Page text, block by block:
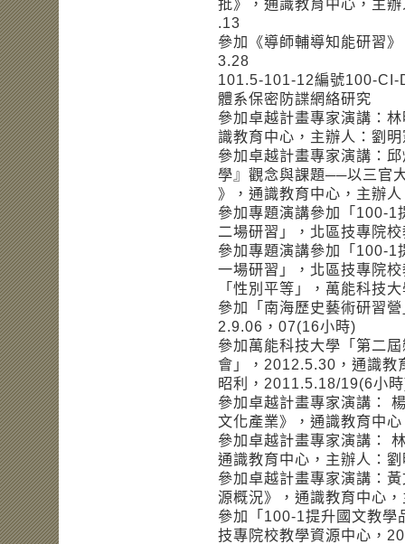
批》，通識教育中心，主
.13
參加《導師輔導知能研習
3.28
101.5-101-12編號100-CI-
體系保密防諜網絡研究
參加卓越計畫專家演講：
識教育中心，主辦人：劉
參加卓越計畫專家演講：
學』觀念與課題──以三官
》，通識教育中心，主辦
參加專題演講參加「100-1
二場研習」，北區技專院
參加專題演講參加「100-1
一場研習」，北區技專院
「性別平等」，萬能科技
參加「南海歷史藝術研習
2.9.06，07(16小時)
參加萬能科技大學「第二
會」，2012.5.30，通識教
昭利，2011.5.18/19(6小
參加卓越計畫專家演講：
文化產業》，通識教育中
參加卓越計畫專家演講：
通識教育中心，主辦人：
參加卓越計畫專家演講：
源概況》，通識教育中心
參加「100-1提升國文教學
技專院校教學資源中心，